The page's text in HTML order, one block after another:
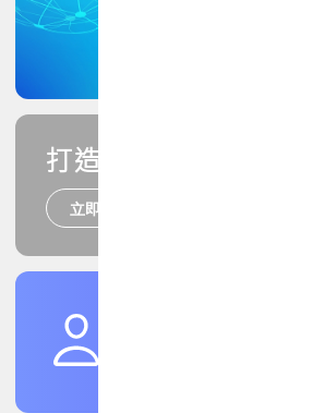
打造您的PCB專業技能
立即報名